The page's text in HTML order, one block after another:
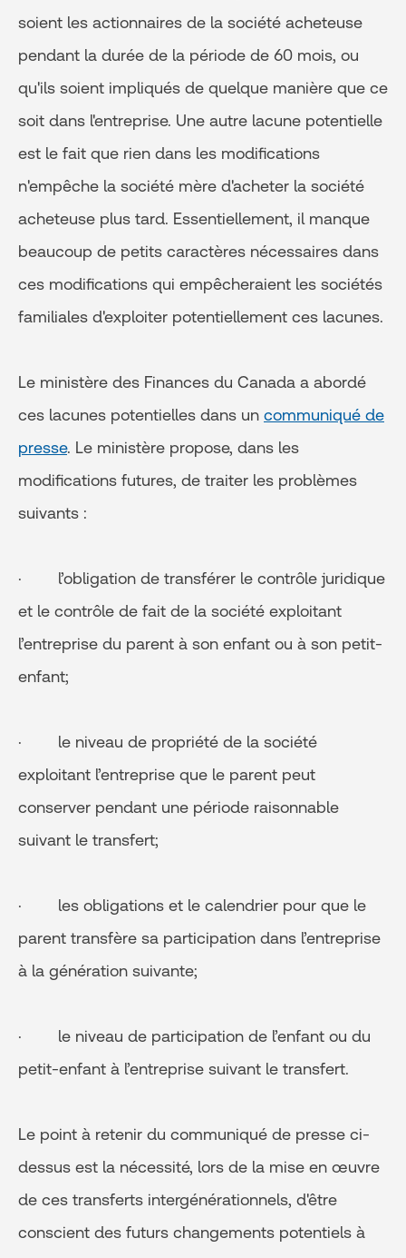
soient les actionnaires de la société acheteuse
pendant la durée de la période de 60 mois, ou
qu'ils soient impliqués de quelque manière que ce
soit dans l'entreprise. Une autre lacune potentielle
est le fait que rien dans les modifications
n'empêche la société mère d'acheter la société
acheteuse plus tard. Essentiellement, il manque
beaucoup de petits caractères nécessaires dans
ces modifications qui empêcheraient les sociétés
familiales d'exploiter potentiellement ces lacunes.
Le ministère des Finances du Canada a abordé
ces lacunes potentielles dans un communiqué de
presse. Le ministère propose, dans les
modifications futures, de traiter les problèmes
suivants :
· l’obligation de transférer le contrôle juridique
et le contrôle de fait de la société exploitant
l’entreprise du parent à son enfant ou à son petit-
enfant;
· le niveau de propriété de la société
exploitant l’entreprise que le parent peut
conserver pendant une période raisonnable
suivant le transfert;
· les obligations et le calendrier pour que le
parent transfère sa participation dans l’entreprise
à la génération suivante;
· le niveau de participation de l’enfant ou du
petit-enfant à l’entreprise suivant le transfert.
Le point à retenir du communiqué de presse ci-
dessus est la nécessité, lors de la mise en œuvre
de ces transferts intergénérationnels, d'être
conscient des futurs changements potentiels à